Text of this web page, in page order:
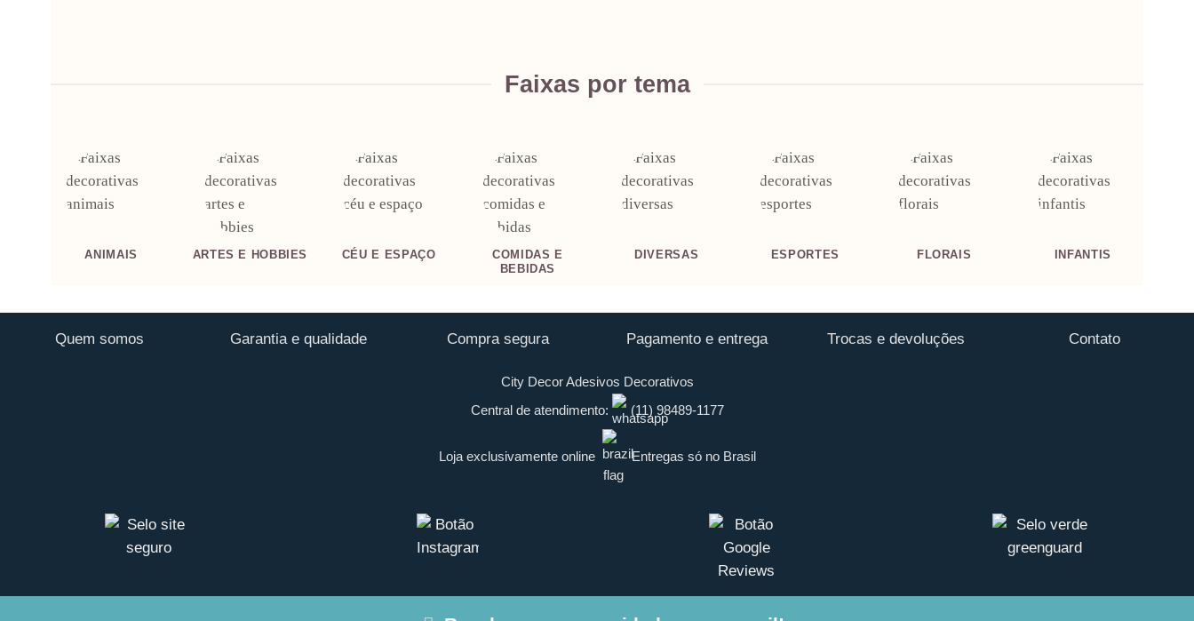
Faixas por tema
ANIMAIS ARTES E HOBBIES CÉU E ESPAÇO
COMIDAS E
BEBIDAS
DIVERSAS ESPORTES FLORAIS INFANTIS
Quem somos Garantia e qualidade Compra segura Pagamento e entrega Trocas e devoluções Contato
City Decor Adesivos Decorativos
Central de atendimento:
(11) 98489-1177
Loja exclusivamente online Entregas só no Brasil